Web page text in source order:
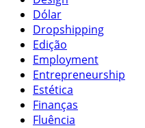
Dólar
Dropshipping
Edição
Employment
Entrepreneurship
Estética
Finanças
Fluência